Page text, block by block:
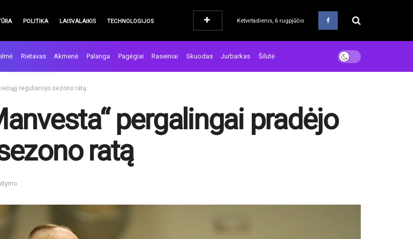
POLITIKA LAISVALAIKIS TECHNOLOGIJOS Ketvirtadienis, 6 rugpjūčio
Rietavas Akmenė Palanga Pagėgiai Raseiniai Skuodas Jurbarkas Šilutė
reguliariojo sezono ratą
pergalingai pradėjo
ratą